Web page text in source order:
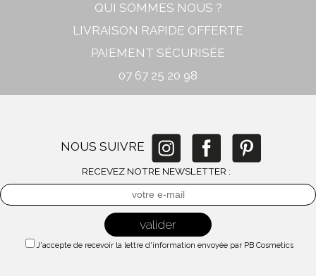
QUI SOMMES NOUS ?
LIVRAISON RAPIDE OFFERTE
PAIEMENT SÉCURISÉE
07 67 25 20 98
NOUS SUIVRE
RECEVEZ NOTRE NEWSLETTER :
J'accepte de recevoir la lettre d'information envoyée par PB Cosmetics